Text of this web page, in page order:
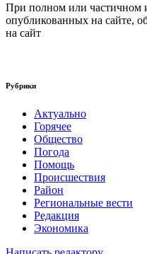
При полном или частичном
опубликованных на сайте,
на сайт
Рубрики
Актуально
Горячее
Общество
Погода
Помощь
Происшествия
Район
Региональные вести
Редакция
Экономика